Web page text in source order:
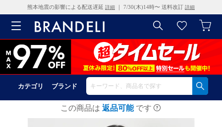
熊本地震の影響による配送遅延 詳細 ｜ 7/30(木)14時〜 送料改訂 詳細
カテゴリ ブランド
この商品は 返品可能 です